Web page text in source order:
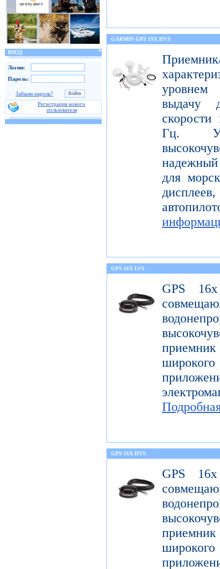
ВХОД
Логин:
Пароль:
Забыли пароль?
Регистрация нового
пользователя
GARMIN GPS 19X HVS
уровнем
выдачу
Гц.
для
GPS 16X LVS
GPS
GPS 16X HVS
GPS